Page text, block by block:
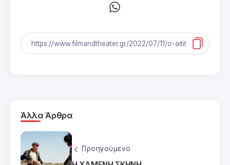
Άλλα Άρθρα
Προηγούμενο